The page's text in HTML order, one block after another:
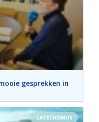
gesprekken in
CATECHISMUS